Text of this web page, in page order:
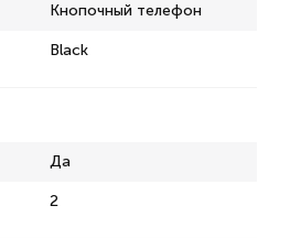
Кнопочный телефон
Black
Да
2